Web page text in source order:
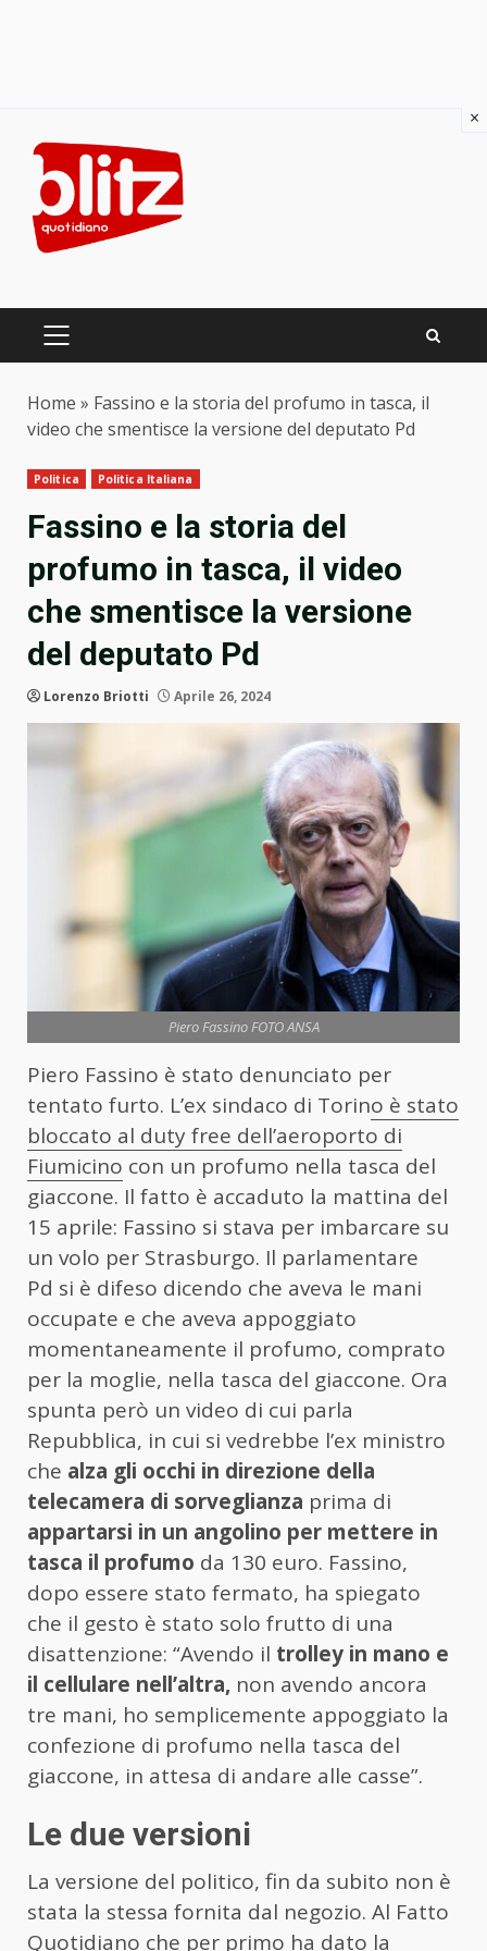
content
PRIMARY
Home » Fassino e la storia del profumo in tasca, il
video che smentisce la versione del deputato Pd
Politica Politica Italiana
Fassino e la storia del
profumo in tasca, il video
che smentisce la versione
del deputato Pd
Lorenzo Briotti Aprile 26, 2024
Piero Fassino FOTO ANSA
Piero Fassino è stato denunciato per
tentato furto. L’ex sindaco di Torino è stato
bloccato al duty free dell’aeroporto di
Fiumicino con un profumo nella tasca del
giaccone. Il fatto è accaduto la mattina del
15 aprile: Fassino si stava per imbarcare su
un volo per Strasburgo. Il parlamentare
Pd si è difeso dicendo che aveva le mani
occupate e che aveva appoggiato
momentaneamente il profumo, comprato
per la moglie, nella tasca del giaccone. Ora
spunta però un video di cui parla
Repubblica, in cui si vedrebbe l’ex ministro
che alza gli occhi in direzione della
telecamera di sorveglianza prima di
appartarsi in un angolino per mettere in
tasca il profumo da 130 euro. Fassino,
dopo essere stato fermato, ha spiegato
che il gesto è stato solo frutto di una
disattenzione: “Avendo il trolley in mano e
il cellulare nell’altra, non avendo ancora
tre mani, ho semplicemente appoggiato la
confezione di profumo nella tasca del
giaccone, in attesa di andare alle casse”.
Le due versioni
La versione del politico, fin da subito non è
stata la stessa fornita dal negozio. Al Fatto
Quotidiano che per primo ha dato la
×